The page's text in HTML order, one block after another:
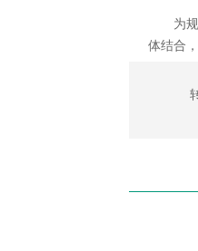
为
体结合